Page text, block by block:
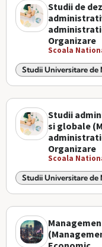
Studii de
Organizare
Scoala
Studii Universitare de
Studii
si globale
Organizare
Scoala
Studii Universitare de